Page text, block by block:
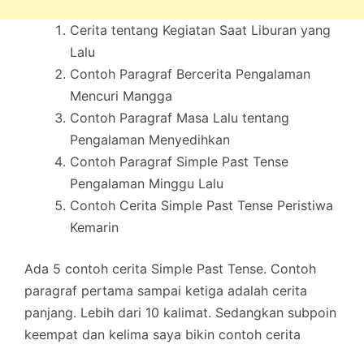
Cerita tentang Kegiatan Saat Liburan yang
Lalu
Contoh Paragraf Bercerita Pengalaman
Mencuri Mangga
Contoh Paragraf Masa Lalu tentang
Pengalaman Menyedihkan
Contoh Paragraf Simple Past Tense
Pengalaman Minggu Lalu
Contoh Cerita Simple Past Tense Peristiwa
Kemarin
Ada 5 contoh cerita Simple Past Tense. Contoh
paragraf pertama sampai ketiga adalah cerita
panjang. Lebih dari 10 kalimat. Sedangkan subpoin
keempat dan kelima saya bikin contoh cerita